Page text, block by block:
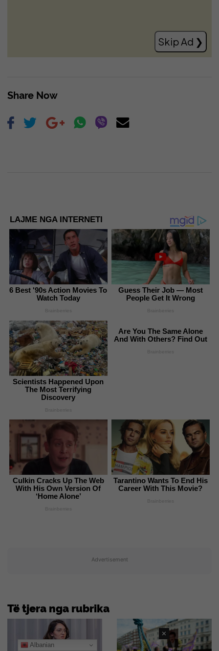
Skip Ad ❯
Share Now
LAJME NGA INTERNETI
6 Best '90s Action Movies To
Watch Today
Brainberries
Guess Their Job — Most
People Get It Wrong
Brainberries
Scientists Happened Upon
The Most Terrifying
Discovery
Brainberries
Are You The Same Alone
And With Others? Find Out
Brainberries
Culkin Cracks Up The Web
With His Own Version Of
‘Home Alone’
Brainberries
Tarantino Wants To End His
Career With This Movie?
Brainberries
Advertisement
Të tjera nga rubrika
Albanian
✕